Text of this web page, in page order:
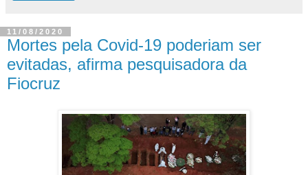
11/08/2020
Mortes pela Covid-19 poderiam ser
evitadas, afirma pesquisadora da
Fiocruz